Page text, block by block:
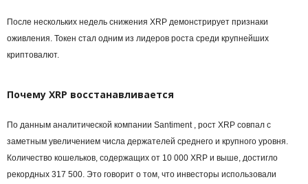
После нескольких недель снижения XRP демонстрирует признаки
оживления. Токен стал одним из лидеров роста среди крупнейших
криптовалют.
Почему XRP восстанавливается
По данным аналитической компании Santiment , рост XRP совпал с
заметным увеличением числа держателей среднего и крупного уровня.
Количество кошельков, содержащих от 10 000 XRP и выше, достигло
рекордных 317 500. Это говорит о том, что инвесторы использовали